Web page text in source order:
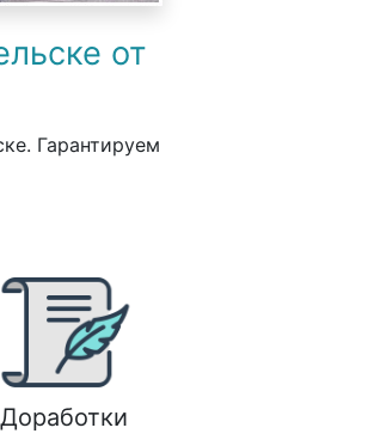
от
Гарантируем
Доработки